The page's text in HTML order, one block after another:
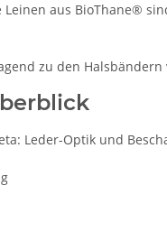
aus BioThane®
zu den
Leder-Optik und